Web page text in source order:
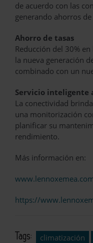
de acuerdo con las
generando ahorros
Ahorro de tasas
Reducción del 30%
la nueva generación
combinado con un
Servicio inteligente
La conectividad
una monitorización
planificar su
rendimiento.
Más información en:
https://
Tags: climatización